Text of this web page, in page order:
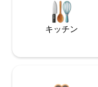
キッチン